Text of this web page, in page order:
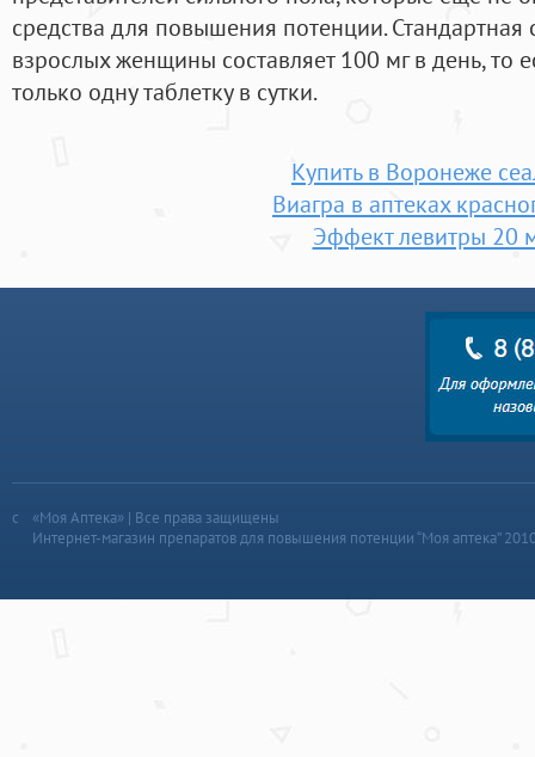
средства для повышения потенции. Стандартная
взрослых женщины составляет 100 мг в день, то
только одну таблетку в сутки.
Купить в Воронеже
Виагра в аптеках
Эффект левитры 20
«Моя Аптека» | Все права защищены
Интернет-магазин препаратов для повышения потенции “Моя аптека”